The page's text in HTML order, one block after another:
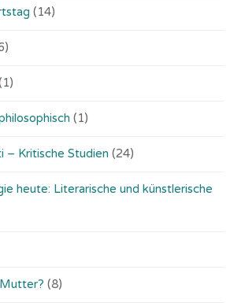
(14)
(1)
– Kritische Studien (24)
heute: Literarische und künstlerische
(8)